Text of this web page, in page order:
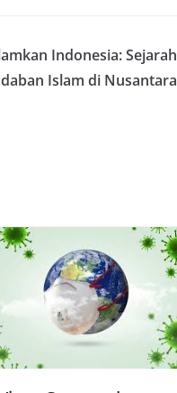
Indonesia: Sejarah
Islam di Nusantara